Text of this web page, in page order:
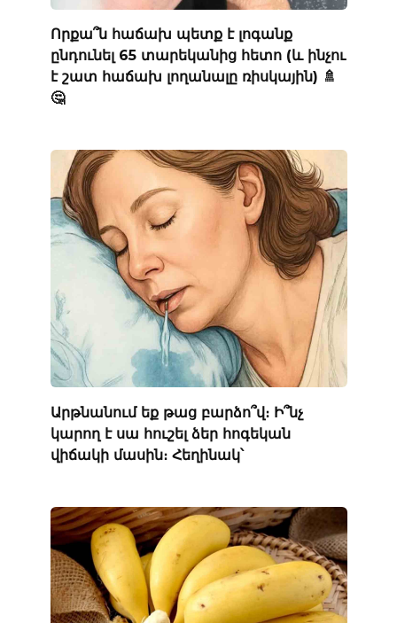
Որքա՞ն հաճախ պետք է լոգանք
ընդունել 65 տարեկանից հետո (և ինչու
է շատ հաճախ լողանալը ռիսկային) 🚿
🤔
Արթնանում եք թաց բարձո՞վ։ Ի՞նչ
կարող է սա հուշել ձեր հոգեկան
վիճակի մասին։ Հեղինակ՝